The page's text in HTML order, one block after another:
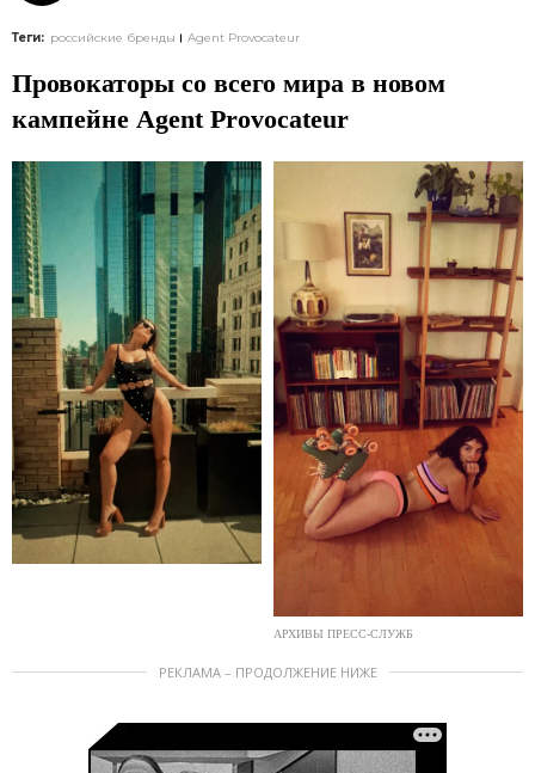
Теги: российские бренды Agent Provocateur
Провокаторы со всего мира в новом
кампейне Agent Provocateur
АРХИВЫ ПРЕСС-СЛУЖБ
РЕКЛАМА – ПРОДОЛЖЕНИЕ НИЖЕ